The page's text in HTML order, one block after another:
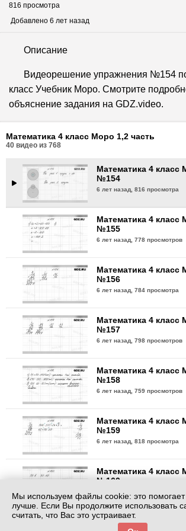
816 просмотра
Добавлено 6 лет назад
Описание
Видеорешение упражнения №154
класс Учебник Моро. Смотрите
объяснение задания на GDZ.video.
Математика 4 класс Моро 1,2 часть
40 видео из 768
Математика 4 класс
№152
6 лет назад,718 просмотра
6 лет назад,632 просмотра
Математика 4 класс
№154
6 лет назад,816 просмотра
Математика 4 класс
№155
6 лет назад,778 просмотров
Математика 4 класс
№156
6 лет назад,784 просмотра
Математика 4 класс
№157
6 лет назад,798 просмотров
Математика 4 класс
№158
6 лет назад,759 просмотров
Математика 4 класс
№159
6 лет назад,818 просмотра
Математика 4 класс
№160
Математика 4 класс
Мы используем файлы cookie: это помогает
лучше. Если Вы продолжите использовать
считать, что Вас это устраивает.